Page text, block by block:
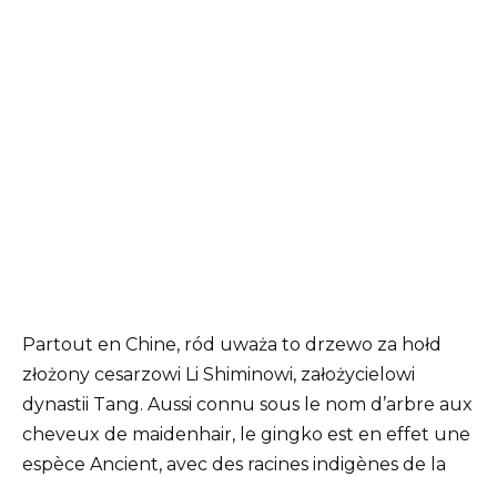
Partout en Chine, ród uważa to drzewo za hołd
złożony cesarzowi Li Shiminowi, założycielowi
dynastii Tang. Aussi connu sous le nom d’arbre aux
cheveux de maidenhair, le gingko est en effet une
espèce Ancient, avec des racines indigènes de la